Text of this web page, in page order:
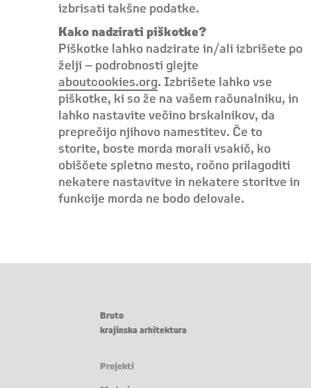
izbrisati takšne podatke.
Kako nadzirati piškotke?
Piškotke lahko nadzirate in/ali izbrišete po
želji – podrobnosti glejte
aboutcookies.org. Izbrišete lahko vse
piškotke, ki so že na vašem računalniku, in
lahko nastavite večino brskalnikov, da
preprečijo njihovo namestitev. Če to
storite, boste morda morali vsakič, ko
obiščete spletno mesto, ročno prilagoditi
nekatere nastavitve in nekatere storitve in
funkcije morda ne bodo delovale.
Bruto
krajinska arhitektura
Projekti